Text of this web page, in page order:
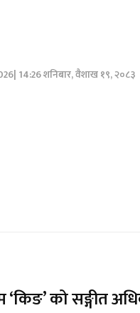
14:26 शनिबार, वैशाख १९, २०८३
को सङ्गीत